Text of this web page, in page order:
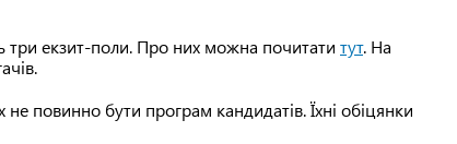
три екзит-поли. Про них можна почитати тут. На
повинно бути програм кандидатів. Їхні обіцянки